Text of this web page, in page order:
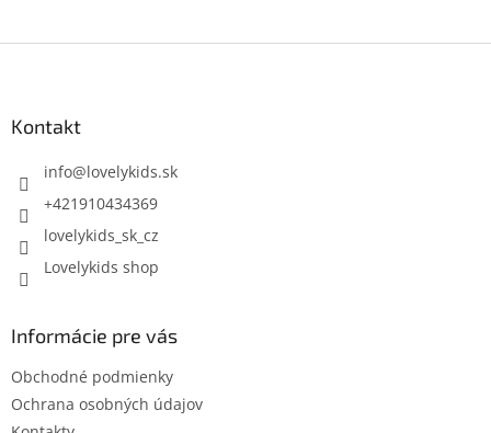
Kontakt
info@lovelykids.sk
+421910434369
lovelykids_sk_cz
Lovelykids shop
Informácie pre vás
Obchodné podmienky
Ochrana osobných údajov